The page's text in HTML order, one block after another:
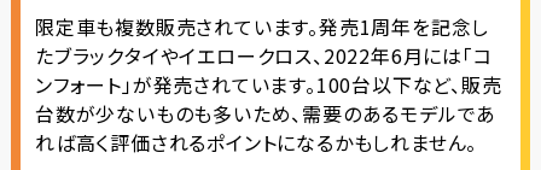
限定車も複数販売されています。発売1周年を記念し
たブラックタイやイエロークロス、2022年6月には「コ
ンフォート」が発売されています。100台以下など、販売
台数が少ないものも多いため、需要のあるモデルであ
れば高く評価されるポイントになるかもしれません。